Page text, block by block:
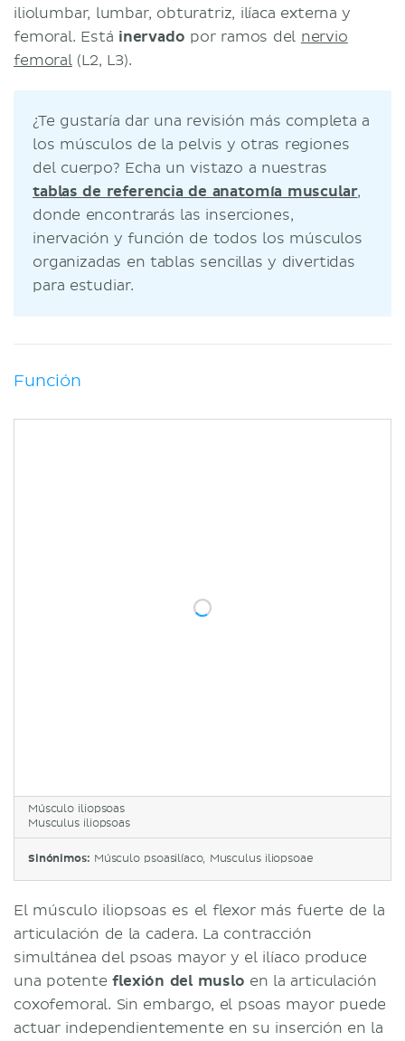
iliolumbar, lumbar, obturatriz, ilíaca externa y
femoral. Está inervado por ramos del nervio
femoral(L2, L3).
¿Te gustaría dar una revisión más completa a
los músculos de la pelvis y otras regiones
del cuerpo? Echa un vistazo a nuestras
tablas de referencia de anatomía muscular,
donde encontrarás las inserciones,
inervación y función de todos los músculos
organizadas en tablas sencillas y divertidas
para estudiar.
Función
Músculo iliopsoas
Musculus iliopsoas
Sinónimos: Músculo psoasilíaco, Musculus iliopsoae
El músculo iliopsoas es el flexor más fuerte de la
articulación de la cadera. La contracción
simultánea del psoas mayor y el ilíaco produce
una potenteflexión del muslo en la articulación
coxofemoral. Sin embargo, el psoas mayor puede
actuar independientemente en su inserción en la